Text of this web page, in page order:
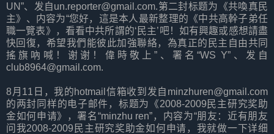
UN”、发自un.reporter@gmail.com.第二封标题为《共喚真民
主》、内容为“您好，這是本人最新整理的《中共高幹子弟任
職一覽表》，看看中共所謂的‘民主’吧！如有興趣或感想請盡
快回復，希望我們能彼此加強聯絡，為真正的民主自由共同
搖旗吶喊！谢谢！偉時敬上”、署名“WS Y”、发自
club8964@gmail.com.
8月11日，我的hotmail信箱收到发自minzhuren@gmail.com
的两封同样的电子邮件，标题为《2008-2009民主研究奖助
金如何申请》，署名“minzhu ren”，内容为“朋友：近有朋友
问我2008-2009民主研究奖助金如何申请，我就做一下详细